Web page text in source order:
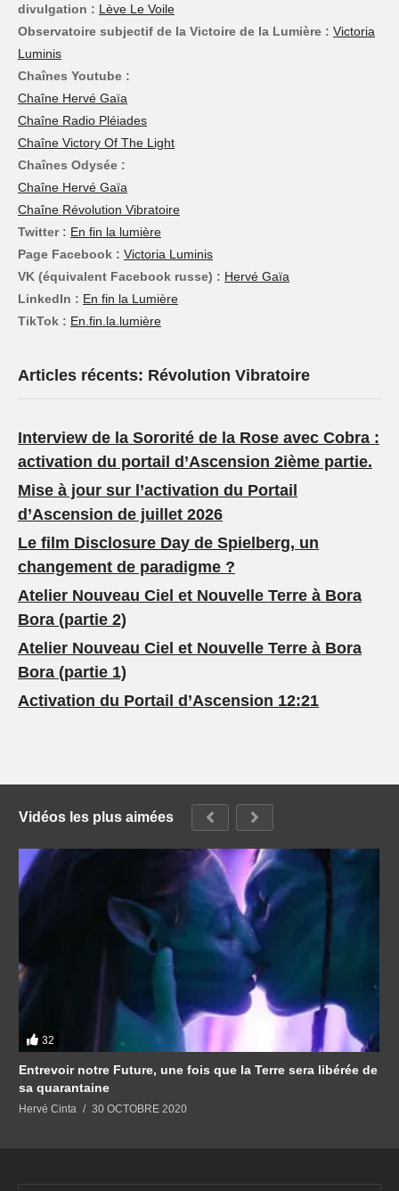
divulgation : Lève Le Voile
Observatoire subjectif de la Victoire de la Lumière : Victoria
Luminis
Chaînes Youtube :
Chaîne Hervé Gaïa
Chaîne Radio Pléiades
Chaîne Victory Of The Light
Chaînes Odysée :
Chaîne Hervé Gaïa
Chaîne Révolution Vibratoire
Twitter : En fin la lumière
Page Facebook : Victoria Luminis
VK (équivalent Facebook russe) : Hervé Gaïa
LinkedIn : En fin la Lumière
TikTok : En.fin.la.lumière
Articles récents: Révolution Vibratoire
Interview de la Sororité de la Rose avec Cobra :
activation du portail d’Ascension 2ième partie.
Mise à jour sur l’activation du Portail
d’Ascension de juillet 2026
Le film Disclosure Day de Spielberg, un
changement de paradigme ?
Atelier Nouveau Ciel et Nouvelle Terre à Bora
Bora (partie 2)
Atelier Nouveau Ciel et Nouvelle Terre à Bora
Bora (partie 1)
Activation du Portail d’Ascension 12:21
Vidéos les plus aimées
32
Entrevoir notre Future, une fois que la Terre sera libérée de
sa quarantaine
Hervé Cinta 30 OCTOBRE 2020